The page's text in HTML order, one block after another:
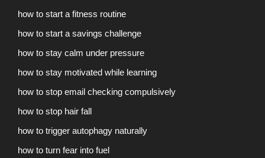
how to start a fitness routine
how to start a savings challenge
how to stay calm under pressure
how to stay motivated while learning
how to stop email checking compulsively
how to stop hair fall
how to trigger autophagy naturally
how to turn fear into fuel